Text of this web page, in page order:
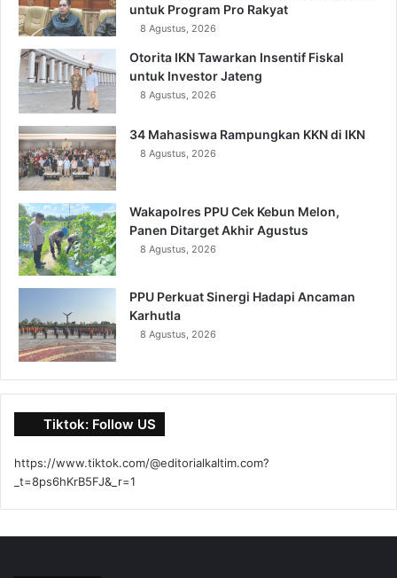
untuk Program Pro Rakyat
8 Agustus, 2026
Otorita IKN Tawarkan Insentif Fiskal
untuk Investor Jateng
8 Agustus, 2026
34 Mahasiswa Rampungkan KKN di IKN
8 Agustus, 2026
Wakapolres PPU Cek Kebun Melon,
Panen Ditarget Akhir Agustus
8 Agustus, 2026
PPU Perkuat Sinergi Hadapi Ancaman
Karhutla
8 Agustus, 2026
Tiktok: Follow US
https://www.tiktok.com/@editorialkaltim.com?
_t=8ps6hKrB5FJ&_r=1